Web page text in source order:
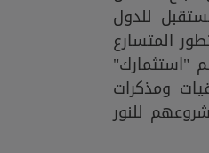
للدول
المتسارع
"استثمارك"
ومذكرات
للنور